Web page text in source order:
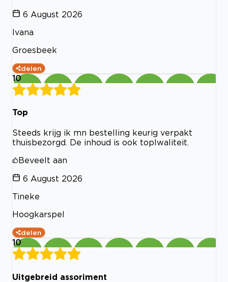
6 August 2026
Ivana
Groesbeek
delen
10
Top
Steeds krijg ik mn bestelling keurig verpakt
thuisbezorgd. De inhoud is ook toplwaliteit.
Beveelt aan
6 August 2026
Tineke
Hoogkarspel
delen
10
Uitgebreid assoriment